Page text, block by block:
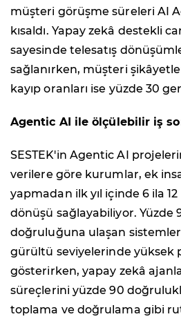
müşteri görüşme süreleri AI
kısaldı. Yapay zekâ destekli
sayesinde telesatış
sağlanırken, müşteri
kayıp oranları ise yüzde 30
Agentic AI ile ölçülebilir iş
SESTEK'in Agentic AI
verilere göre kurumlar, ek
yapmadan ilk yıl içinde 6 ila
dönüşü sağlayabiliyor. Yüzde
doğruluğuna ulaşan
gürültü seviyelerinde yüksek
gösterirken, yapay zekâ
süreçlerini yüzde 90
toplama ve doğrulama gibi